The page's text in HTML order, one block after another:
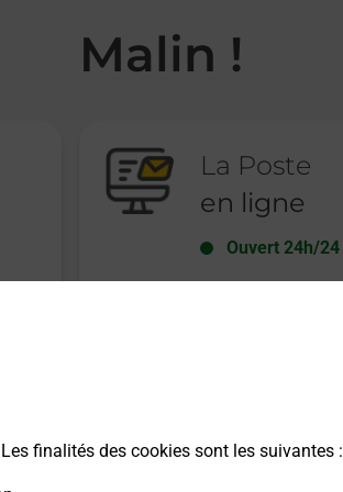
finalités des cookies sont les suivantes :
Malin !
La Poste
en ligne
Ouvert 24h/24